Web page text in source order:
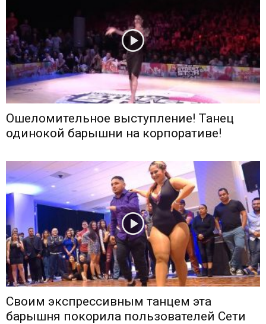
Ошеломительное выступление! Танец
одинокой барышни на корпоративе!
Своим экспрессивным танцем эта
барышня покорила пользователей Сети